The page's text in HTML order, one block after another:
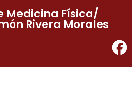
Medicina Física/
Rivera Morales